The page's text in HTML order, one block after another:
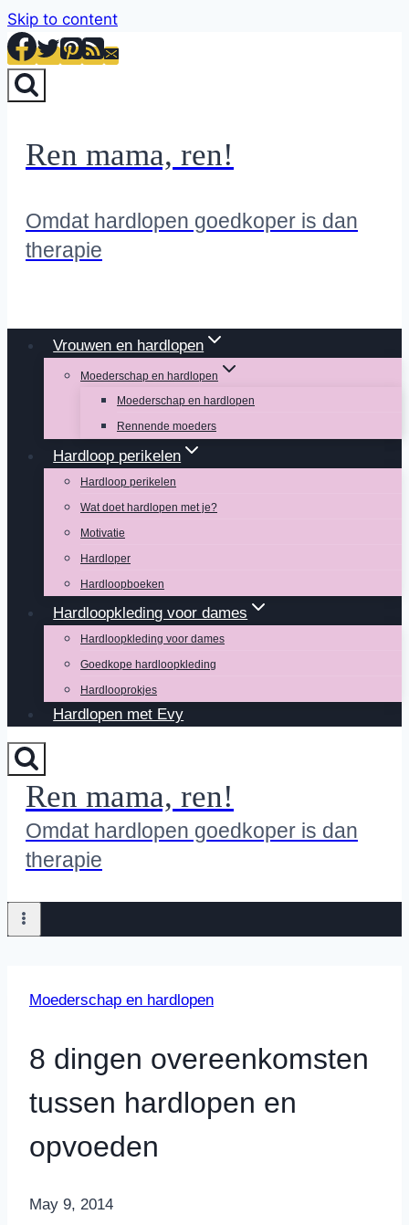
Skip to content
Ren mama, ren!
Omdat hardlopen goedkoper is dan
therapie
Vrouwen en hardlopen
Moederschap en hardlopen
Moederschap en hardlopen
Rennende moeders
Hardloop perikelen
Hardloop perikelen
Wat doet hardlopen met je?
Motivatie
Hardloper
Hardloopboeken
Hardloopkleding voor dames
Hardloopkleding voor dames
Goedkope hardloopkleding
Hardlooprokjes
Hardlopen met Evy
Ren mama, ren!
Omdat hardlopen goedkoper is dan
therapie
Moederschap en hardlopen
8 dingen overeenkomsten
tussen hardlopen en
opvoeden
ByNicole
May 9, 2014